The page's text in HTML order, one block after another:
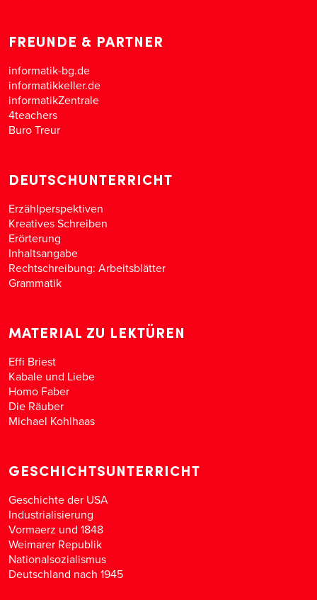
FREUNDE & PARTNER
informatik-bg.de
informatikkeller.de
informatikZentrale
4teachers
Buro Treur
DEUTSCHUNTERRICHT
Erzählperspektiven
Kreatives Schreiben
Erörterung
Inhaltsangabe
Rechtschreibung: Arbeitsblätter
Grammatik
MATERIAL ZU LEKTÜREN
Effi Briest
Kabale und Liebe
Homo Faber
Die Räuber
Michael Kohlhaas
GESCHICHTSUNTERRICHT
Geschichte der USA
Industrialisierung
Vormaerz und 1848
Weimarer Republik
Nationalsozialismus
Deutschland nach 1945